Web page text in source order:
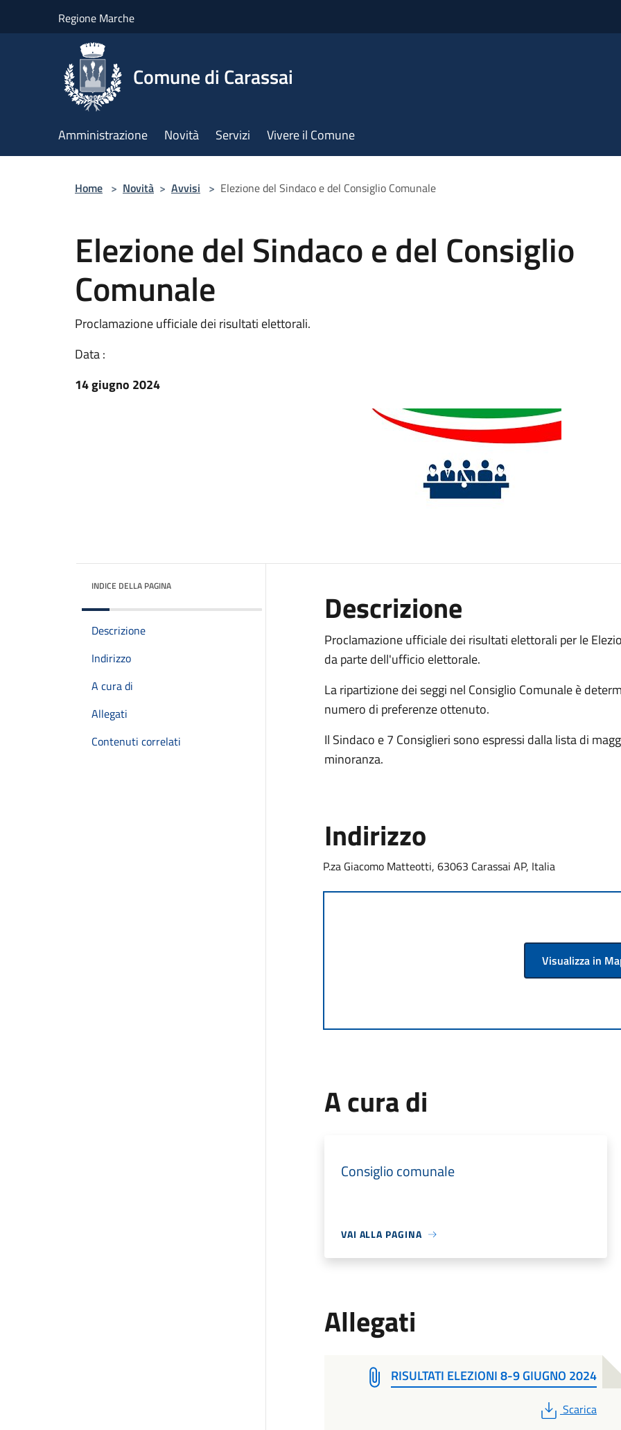
Regione Marche
Comune di Carassai
Amministrazione Novità Servizi Vivere il Comune
Home > Novità > Avvisi > Elezione del Sindaco e del Consiglio Comunale
Elezione del Sindaco e del Consiglio
Comunale
Proclamazione ufficiale dei risultati elettorali.
Data :
14 giugno 2024
INDICE DELLA PAGINA
Descrizione
Indirizzo
A cura di
Allegati
Contenuti correlati
Descrizione
Proclamazione ufficiale dei risultati elettorali per le
da parte dell'ufficio elettorale.
La ripartizione dei seggi nel Consiglio Comunale è
numero di preferenze ottenuto.
Il Sindaco e 7 Consiglieri sono espressi dalla lista di
minoranza.
Indirizzo
P.za Giacomo Matteotti, 63063 Carassai AP, Italia
Visualizza in
A cura di
Consiglio comunale
VAI ALLA PAGINA
Allegati
RISULTATI ELEZIONI 8-9 GIUGNO 2024
PDF
Scarica